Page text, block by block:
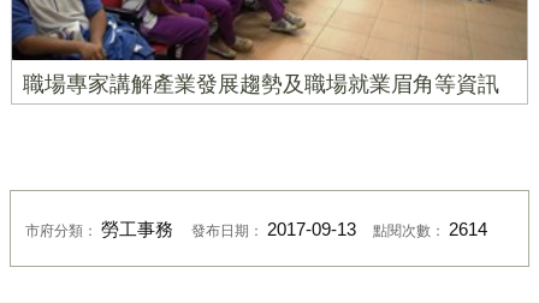
職場專家講解產業發展趨勢及職場就業眉角等資訊
市府分類： 勞工事務 發布日期： 2017-09-13 點閱次數： 2614